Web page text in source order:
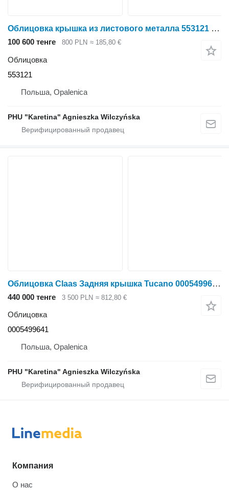
Облицовка крышка из листового металла 553121 для зерноуборочного комбайна Claas Tucano 320
100 600 тенге 800 PLN ≈ 185,80 €
Облицовка
553121
Польша, Opalenica
PHU "Karetina" Agnieszka Wilczyńska
Облицовка Claas Задняя крышка Tucano 0005499641 для зерноуборочного комбайна Claas Tucano
440 000 тенге 3 500 PLN ≈ 812,80 €
Облицовка
0005499641
Польша, Opalenica
PHU "Karetina" Agnieszka Wilczyńska
Компания
О нас